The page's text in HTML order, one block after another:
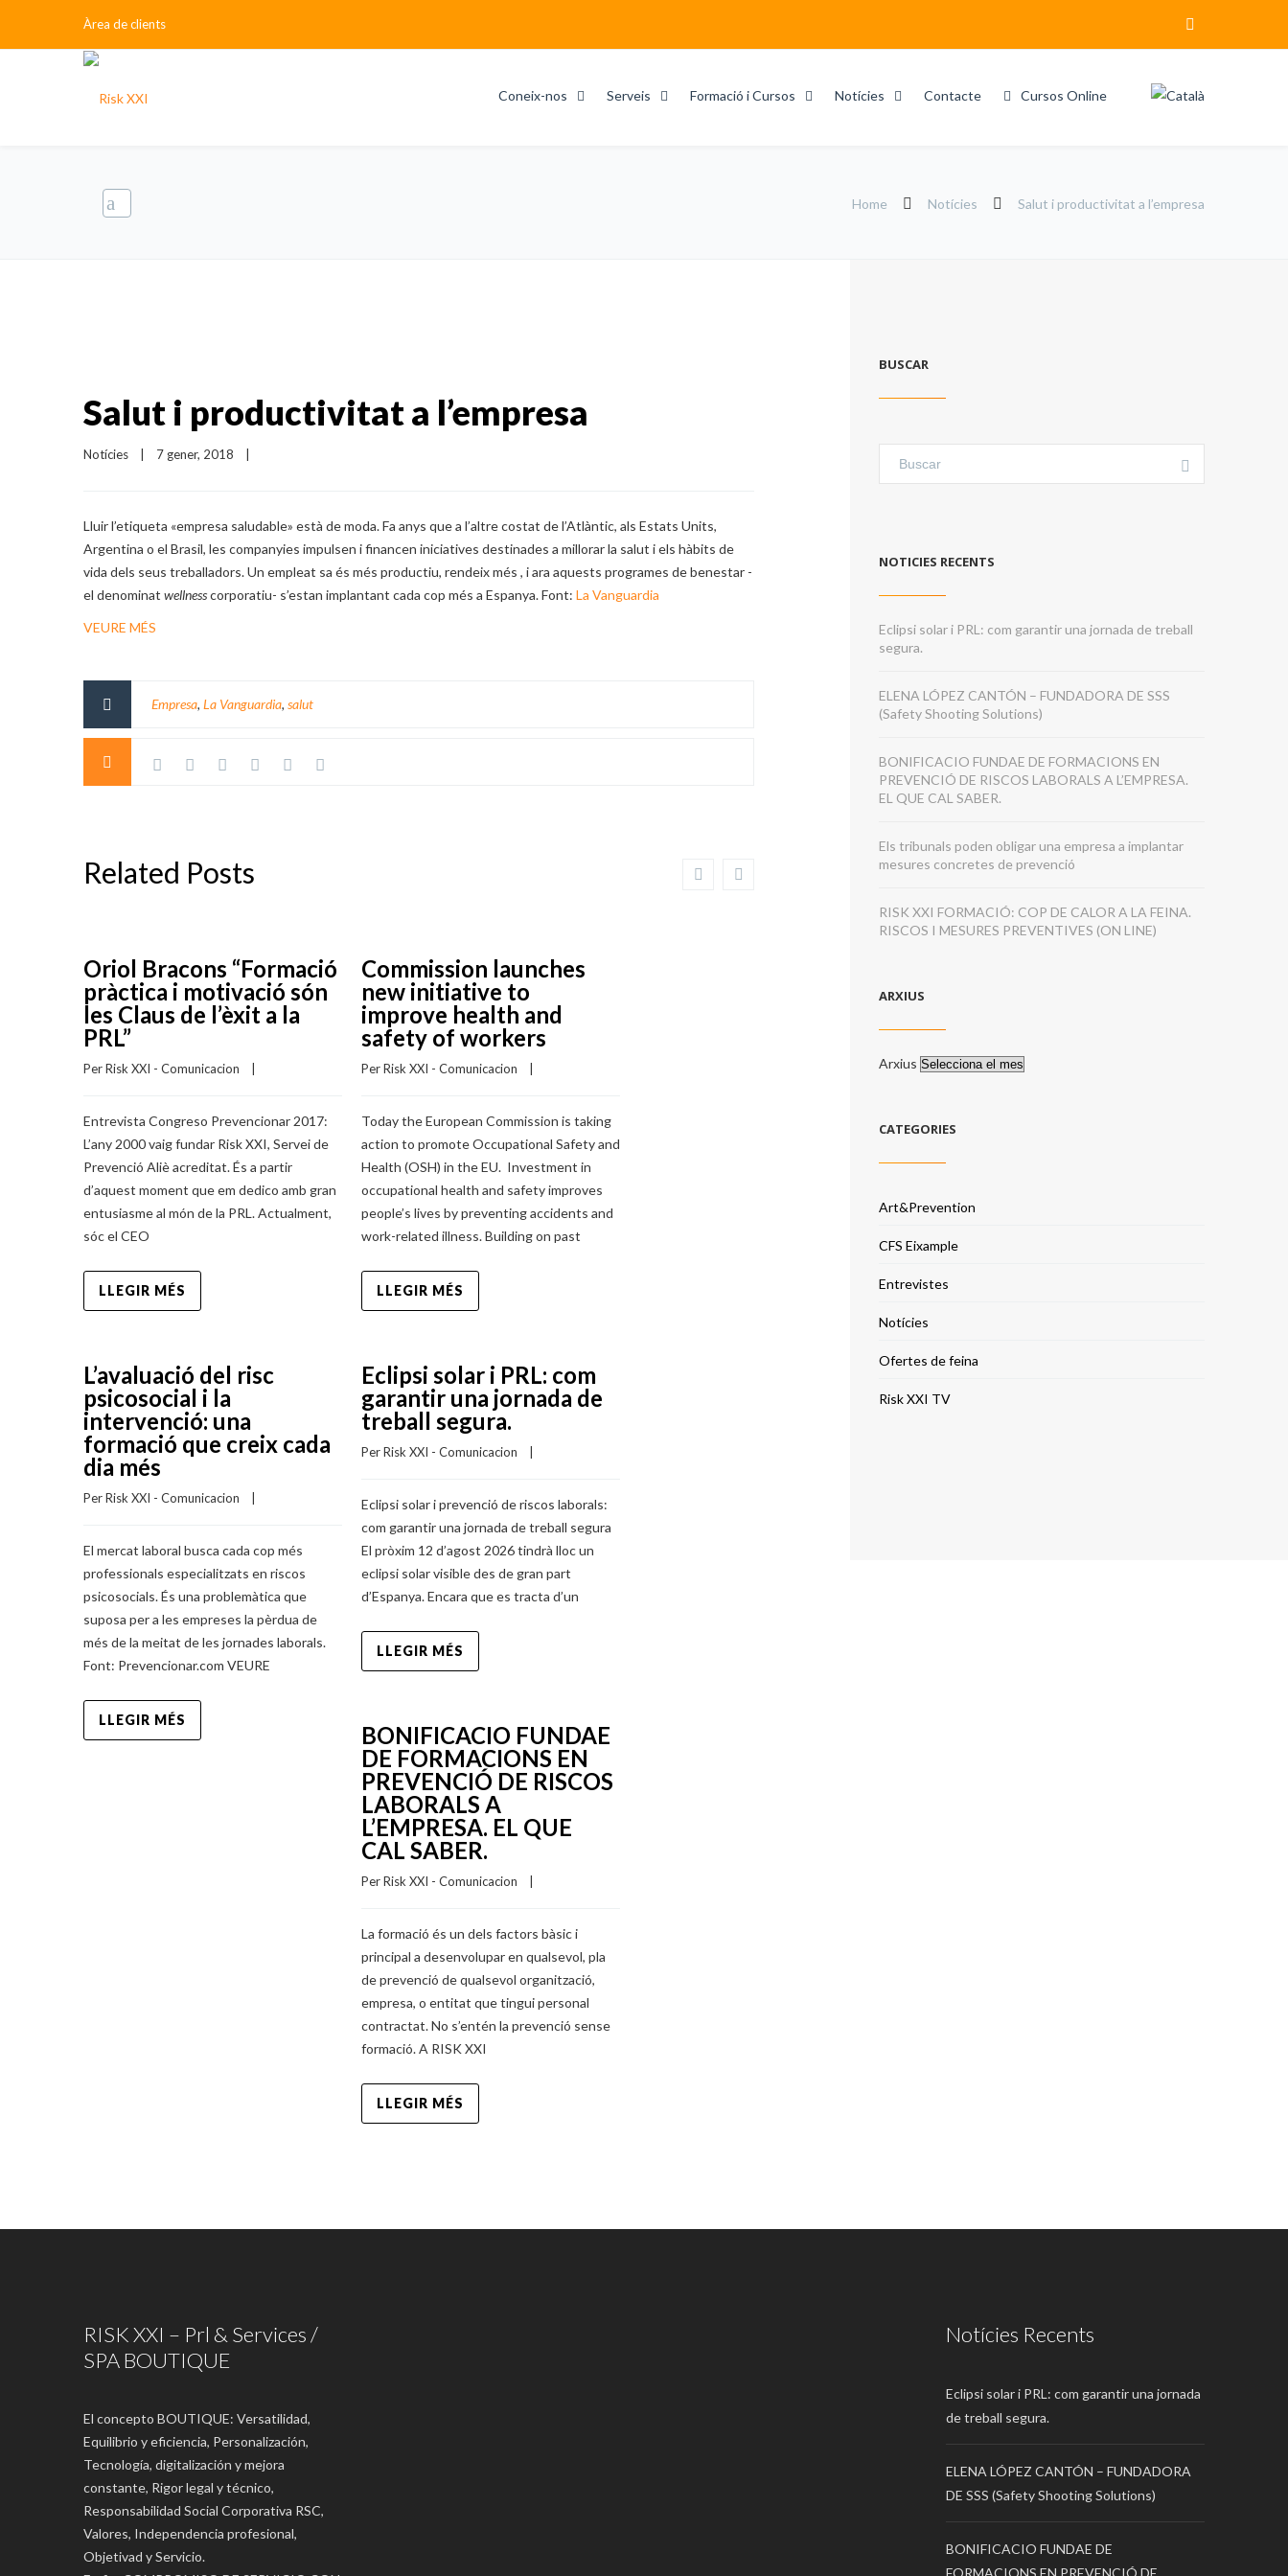
Àrea de clients
Coneix-nos Serveis Formació i Cursos Notícies Contacte Cursos Online
Home Notícies Salut i productivitat a l’empresa
Salut i productivitat a l’empresa
Notícies 7 gener, 2018
Lluir l’etiqueta «empresa saludable» està de moda. Fa anys que a l’altre costat de l’Atlàntic, als Estats Units,
Argentina o el Brasil, les companyies impulsen i financen iniciatives destinades a millorar la salut i els hàbits de
vida dels seus treballadors. Un empleat sa és més productiu, rendeix més , i ara aquests programes de benestar -
el denominat wellnesscorporatiu- s’estan implantant cada cop més a Espanya. Font: La Vanguardia
VEURE MÉS
Empresa, La Vanguardia, salut
Related Posts
Oriol Bracons “Formació
pràctica i motivació són
les Claus de l’èxit a la
PRL”
Per Risk XXI - Comunicacion
Entrevista Congreso Prevencionar 2017:
L’any 2000 vaig fundar Risk XXI, Servei de
Prevenció Aliè acreditat. És a partir
d’aquest moment que em dedico amb gran
entusiasme al món de la PRL. Actualment,
sóc el CEO
LLEGIR MÉS
Commission launches
new initiative to
improve health and
safety of workers
Per Risk XXI - Comunicacion
Today the European Commission is taking
action to promote Occupational Safety and
Health (OSH) in the EU. Investment in
occupational health and safety improves
people’s lives by preventing accidents and
work-related illness. Building on past
LLEGIR MÉS
L’avaluació del risc
psicosocial i la
intervenció: una
formació que creix cada
dia més
Per Risk XXI - Comunicacion
El mercat laboral busca cada cop més
professionals especialitzats en riscos
psicosocials. És una problemàtica que
suposa per a les empreses la pèrdua de
més de la meitat de les jornades laborals.
Font: Prevencionar.com VEURE
LLEGIR MÉS
Eclipsi solar i PRL: com
garantir una jornada de
treball segura.
Per Risk XXI - Comunicacion
Eclipsi solar i prevenció de riscos laborals:
com garantir una jornada de treball segura
El pròxim 12 d’agost 2026 tindrà lloc un
eclipsi solar visible des de gran part
d’Espanya. Encara que es tracta d’un
LLEGIR MÉS
BONIFICACIO FUNDAE
DE FORMACIONS EN
PREVENCIÓ DE RISCOS
LABORALS A
L’EMPRESA. EL QUE
CAL SABER.
Per Risk XXI - Comunicacion
La formació és un dels factors bàsic i
principal a desenvolupar en qualsevol, pla
de prevenció de qualsevol organització,
empresa, o entitat que tingui personal
contractat. No s’entén la prevenció sense
formació. A RISK XXI
LLEGIR MÉS
BUSCAR
NOTICIES RECENTS
Eclipsi solar i PRL: com garantir una jornada de treball
segura.
ELENA LÓPEZ CANTÓN – FUNDADORA DE SSS
(Safety Shooting Solutions)
BONIFICACIO FUNDAE DE FORMACIONS EN
PREVENCIÓ DE RISCOS LABORALS A L’EMPRESA.
EL QUE CAL SABER.
Els tribunals poden obligar una empresa a implantar
mesures concretes de prevenció
RISK XXI FORMACIÓ: COP DE CALOR A LA FEINA.
RISCOS I MESURES PREVENTIVES (ON LINE)
ARXIUS
Arxius
CATEGORIES
Art&Prevention
CFS Eixample
Entrevistes
Notícies
Ofertes de feina
Risk XXI TV
RISK XXI – Prl & Services /
SPA BOUTIQUE
El concepto BOUTIQUE: Versatilidad,
Equilibrio y eficiencia, Personalización,
Tecnología, digitalización y mejora
constante, Rigor legal y técnico,
Responsabilidad Social Corporativa RSC,
Valores, Independencia profesional,
Objetivad y Servicio.
Notícies Recents
Eclipsi solar i PRL: com garantir una jornada
de treball segura.
ELENA LÓPEZ CANTÓN – FUNDADORA
DE SSS (Safety Shooting Solutions)
BONIFICACIO FUNDAE DE
FORMACIONS EN PREVENCIÓ DE